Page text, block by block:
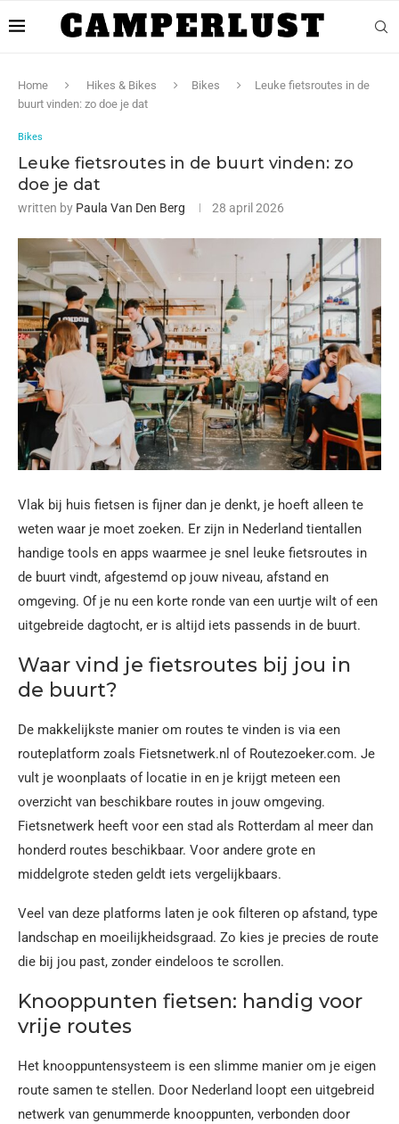
Home Hikes & Bikes Bikes
Leuke fietsroutes in de
buurt vinden: zo doe je dat
Bikes
Leuke fietsroutes in de buurt vinden: zo
doe je dat
written by Paula Van Den Berg 28 april 2026
Vlak bij huis fietsen is fijner dan je denkt, je hoeft alleen te
weten waar je moet zoeken. Er zijn in Nederland tientallen
handige tools en apps waarmee je snel leuke fietsroutes in
de buurt vindt, afgestemd op jouw niveau, afstand en
omgeving. Of je nu een korte ronde van een uurtje wilt of een
uitgebreide dagtocht, er is altijd iets passends in de buurt.
Waar vind je fietsroutes bij jou in
de buurt?
De makkelijkste manier om routes te vinden is via een
routeplatform zoals Fietsnetwerk.nl of Routezoeker.com. Je
vult je woonplaats of locatie in en je krijgt meteen een
overzicht van beschikbare routes in jouw omgeving.
Fietsnetwerk heeft voor een stad als Rotterdam al meer dan
honderd routes beschikbaar. Voor andere grote en
middelgrote steden geldt iets vergelijkbaars.
Veel van deze platforms laten je ook filteren op afstand, type
landschap en moeilijkheidsgraad. Zo kies je precies de route
die bij jou past, zonder eindeloos te scrollen.
Knooppunten fietsen: handig voor
vrije routes
Het knooppuntensysteem is een slimme manier om je eigen
route samen te stellen. Door Nederland loopt een uitgebreid
netwerk van genummerde knooppunten, verbonden door